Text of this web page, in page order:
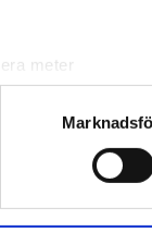
meter
. Du kan
information från